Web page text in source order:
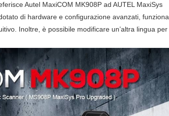
Autel MaxiCOM MK908P ad AUTEL MaxiSys
di hardware e configurazione avanzati, funziona
Inoltre, è possibile modificare un’altra lingua per